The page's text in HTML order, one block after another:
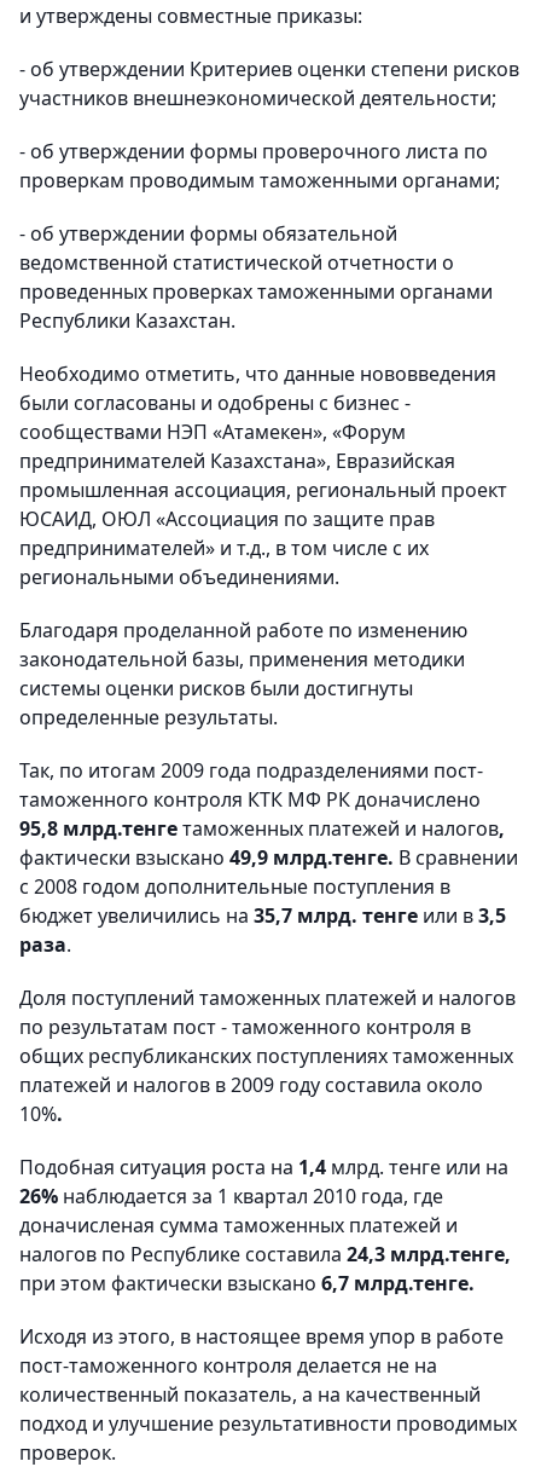
и утверждены совместные приказы:
- об утверждении Критериев оценки степени рисков
участников внешнеэкономической деятельности;
- об утверждении формы проверочного листа по
проверкам проводимым таможенными органами;
- об утверждении формы обязательной
ведомственной статистической отчетности о
проведенных проверках таможенными органами
Республики Казахстан.
Необходимо отметить, что данные нововведения
были согласованы и одобрены с бизнес -
сообществами НЭП «Атамекен», «Форум
предпринимателей Казахстана», Евразийская
промышленная ассоциация, региональный проект
ЮСАИД, ОЮЛ «Ассоциация по защите прав
предпринимателей» и т.д., в том числе с их
региональными объединениями.
Благодаря проделанной работе по изменению
законодательной базы, применения методики
системы оценки рисков были достигнуты
определенные результаты.
Так, по итогам 2009 года подразделениями пост-
таможенного контроля КТК МФ РКдоначислено
95,8 млрд.тенгетаможенных платежей и налогов,
фактически взыскано 49,9 млрд.тенге. В сравнении
с 2008 годом дополнительные поступления в
бюджет увеличились на 35,7 млрд. тенге или в3,5
раза.
Доля поступлений таможенных платежей и налогов
по результатам пост - таможенного контроля в
общих республиканских поступлениях таможенных
платежей и налогов в 2009 году составила около
10%.
Подобная ситуация роста на 1,4 млрд. тенге или на
26% наблюдается за 1 квартал 2010 года, где
доначисленая сумма таможенных платежей и
налогов по Республике составила 24,3 млрд.тенге,
при этом фактически взыскано 6,7 млрд.тенге.
Исходя из этого, в настоящее время упор в работе
пост-таможенного контроля делается не на
количественный показатель, а на качественный
подход и улучшение результативности проводимых
проверок.